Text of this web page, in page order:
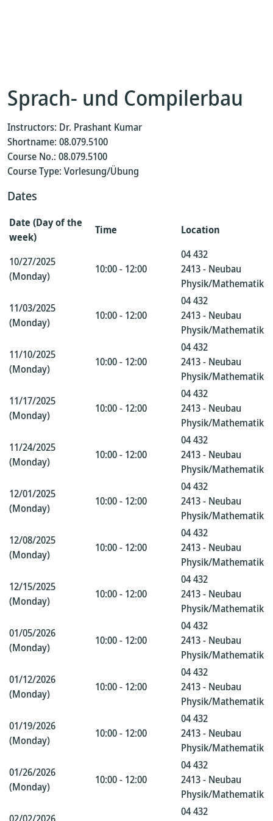
Sprach- und Compilerbau
Instructors: Dr. Prashant Kumar
Shortname: 08.079.5100
Course No.: 08.079.5100
Course Type: Vorlesung/Übung
Dates
Date (Day of the
week)
Time Location
10/27/2025
(Monday)
10:00 - 12:00
04 432
2413 - Neubau
Physik/Mathematik
11/03/2025
(Monday)
10:00 - 12:00
04 432
2413 - Neubau
Physik/Mathematik
11/10/2025
(Monday)
10:00 - 12:00
04 432
2413 - Neubau
Physik/Mathematik
11/17/2025
(Monday)
10:00 - 12:00
04 432
2413 - Neubau
Physik/Mathematik
11/24/2025
(Monday)
10:00 - 12:00
04 432
2413 - Neubau
Physik/Mathematik
12/01/2025
(Monday)
10:00 - 12:00
04 432
2413 - Neubau
Physik/Mathematik
12/08/2025
(Monday)
10:00 - 12:00
04 432
2413 - Neubau
Physik/Mathematik
12/15/2025
(Monday)
10:00 - 12:00
04 432
2413 - Neubau
Physik/Mathematik
01/05/2026
(Monday)
10:00 - 12:00
04 432
2413 - Neubau
Physik/Mathematik
01/12/2026
(Monday)
10:00 - 12:00
04 432
2413 - Neubau
Physik/Mathematik
01/19/2026
(Monday)
10:00 - 12:00
04 432
2413 - Neubau
Physik/Mathematik
01/26/2026
(Monday)
10:00 - 12:00
04 432
2413 - Neubau
Physik/Mathematik
04 432